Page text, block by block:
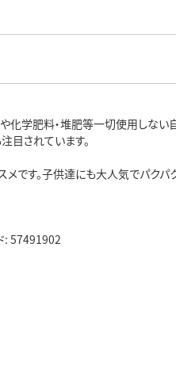
学肥料・堆肥等一切使用しない
目されています。
です。子供達にも大人気でパクパ
: 57491902